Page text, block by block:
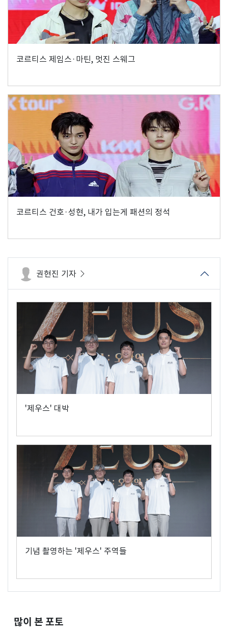
코르티스 제임스·마틴, 멋진 스웨그
코르티스 건호·성현, 내가 입는게 패션의 정석
권현진 기자
'제우스' 대박
기념 촬영하는 '제우스' 주역들
많이 본 포토